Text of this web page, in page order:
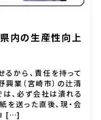
内の生産性向上
るから、責任を持って
業（宮崎市）の辻清
は、必ず会社は潰れる
を送った直後、現・会
[…]